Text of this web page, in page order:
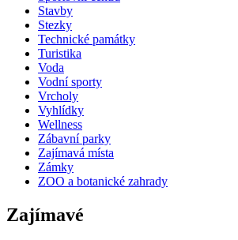
Stavby
Stezky
Technické památky
Turistika
Voda
Vodní sporty
Vrcholy
Vyhlídky
Wellness
Zábavní parky
Zajímavá místa
Zámky
ZOO a botanické zahrady
Zajímavé